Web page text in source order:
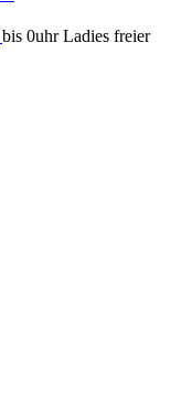
bis 0uhr Ladies freier